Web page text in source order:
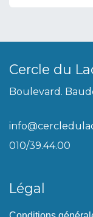
Cercle du
Boulevard.
010/39.44.00
Légal